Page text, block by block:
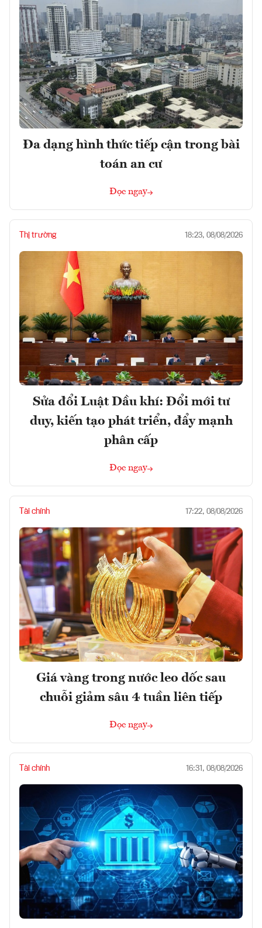
Đa dạng hình thức tiếp cận trong bài
toán an cư
Đọc ngay
Thị trường 18:23, 08/08/2026
Sửa đổi Luật Dầu khí: Đổi mới tư
duy, kiến tạo phát triển, đẩy mạnh
phân cấp
Đọc ngay
Tài chính 17:22, 08/08/2026
Giá vàng trong nước leo dốc sau
chuỗi giảm sâu 4 tuần liên tiếp
Đọc ngay
Tài chính 16:31, 08/08/2026